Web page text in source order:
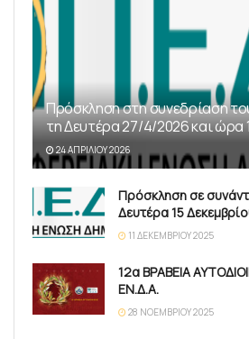
Πρόσκληση στη συνεδρίαση
τη Δευτέρα 27/4/2026 και ώρα
24 ΑΠΡΙΛΊΟΥ 2026
Πρόσκληση σε
Δευτέρα 15
11 ΔΕΚΕΜΒΡΊΟΥ 2025
12α ΒΡΑΒΕΙΑ
ΕΝ.Δ.Α.
28 ΝΟΕΜΒΡΊΟΥ 2025